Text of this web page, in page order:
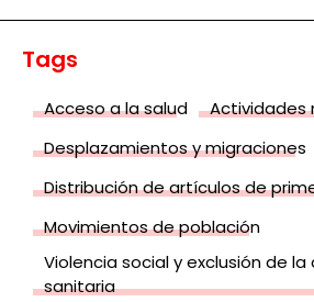
Tags
Acceso a la salud
Actividades
Desplazamientos y migraciones
Distribución de artículos de
Movimientos de población
Violencia social y exclusión de
sanitaria